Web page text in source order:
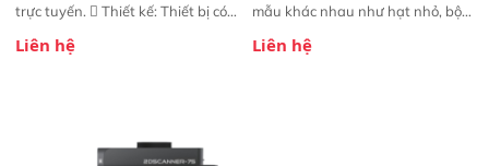
trực tuyến.  Thiết kế: Thiết bị có
hỗ trợ tản nhiệt tăng cường và đã
liệu để tăng chỉ số ROI cho doanh
Liên hệ
mẫu khác nhau như hạt nhỏ, bột,
này cho phép bất kỳ ai cũng có
Liên hệ